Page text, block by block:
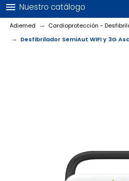
menu Nuestro catálogo
Adiemed
Cardioprotección -
Desfibrilador SemiAut WIFI y 3G